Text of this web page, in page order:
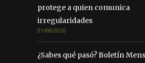
protege a quien comunica
irregularidades
01/08/2026
¿Sabes qué pasó? Boletín